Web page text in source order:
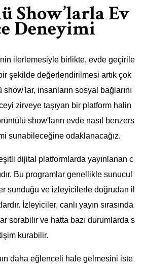
Show’larla Ev
Deneyimi
ilerlemesiyle birlikte, evde geçirile
şekilde değerlendirilmesi artık çok
insanların sosyal bağlarını
zirveye taşıyan bir platform halin
show'ların evde nasıl benzers
sunabileceğine odaklanacağız.
dijital platformlarda yayınlanan c
Bu programlar genellikle sunucul
sunduğu ve izleyicilerle doğrudan il
İzleyiciler, canlı yayın sırasında
sorabilir ve hatta bazı durumlarda s
kurabilir.
daha eğlenceli hale gelmesini iste